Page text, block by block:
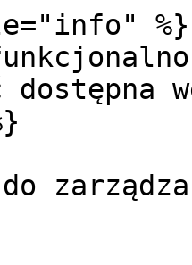
%}
dostępna
do